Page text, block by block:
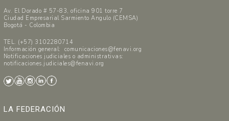
Av. El Dorado # 57-83, oficina 901 torre 7
Ciudad Empresarial Sarmiento Angulo (CEMSA)
Bogotá - Colombia
TEL. (+57) 3102280714
Información general: comunicaciones@fenavi.org
Notificaciones judiciales o administrativas:
notificaciones.judiciales@fenavi.org
LA FEDERACIÓN